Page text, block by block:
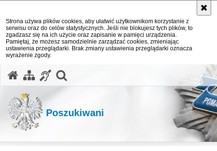
Strona używa plików cookies, aby ułatwić użytkownikom korzystanie z
serwisu oraz do celów statystycznych. Jeśli nie blokujesz tych plików, to
zgadzasz się na ich użycie oraz zapisanie w pamięci urządzenia.
Pamiętaj, że możesz samodzielnie zarządzać cookies, zmieniając
ustawienia przeglądarki. Brak zmiany ustawienia przeglądarki oznacza
wyrażenie zgody.
Poszukiwani